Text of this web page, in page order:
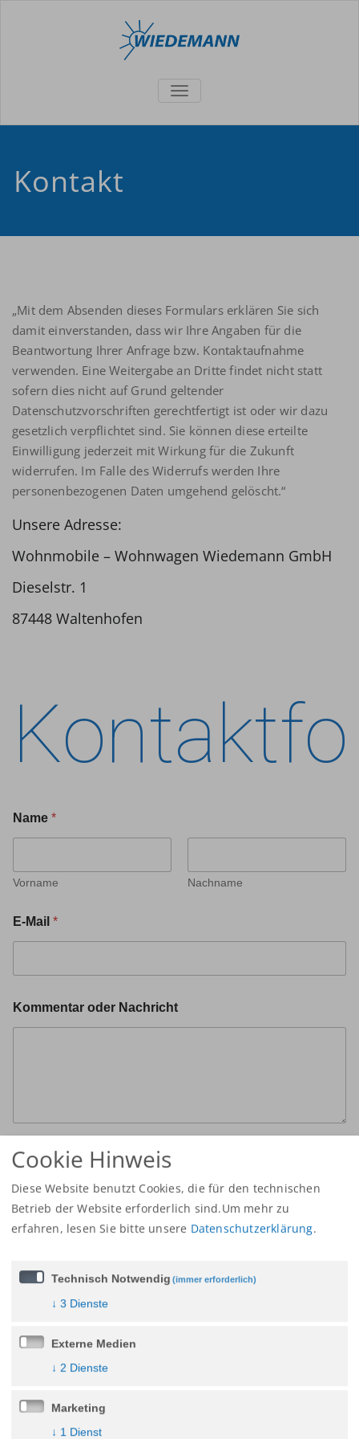
TOGGLE
Kontakt
„Mit dem Absenden dieses Formulars erklären Sie sich
damit einverstanden, dass wir Ihre Angaben für die
Beantwortung Ihrer Anfrage bzw. Kontaktaufnahme
verwenden. Eine Weitergabe an Dritte findet nicht statt
sofern dies nicht auf Grund geltender
Datenschutzvorschriften gerechtfertigt ist oder wir dazu
gesetzlich verpflichtet sind. Sie können diese erteilte
Einwilligung jederzeit mit Wirkung für die Zukunft
widerrufen. Im Falle des Widerrufs werden Ihre
personenbezogenen Daten umgehend gelöscht.“
Unsere Adresse:
Wohnmobile – Wohnwagen Wiedemann GmbH
Dieselstr. 1
87448 Waltenhofen
Name *
Vorname Nachname
E-Mail *
Kommentar oder Nachricht
Absenden
Cookie Hinweis
Diese Website benutzt Cookies, die für den technischen
Betrieb der Website erforderlich sind.Um mehr zu
erfahren, lesen Sie bitte unsere Datenschutzerklärung.
Technisch Notwendig (immer erforderlich)
↓ 3 Dienste
Externe Medien
↓ 2 Dienste
Marketing
↓ 1 Dienst